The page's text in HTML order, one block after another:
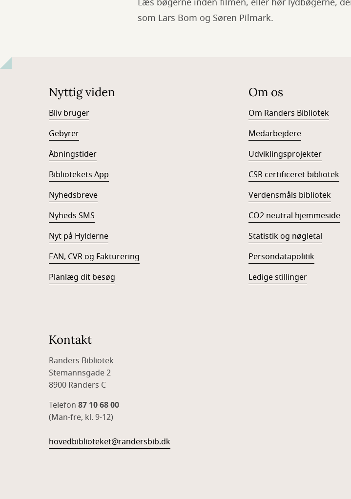
som Lars Bom og Søren Pilmark.
Nyttig viden
Bliv bruger
Gebyrer
Åbningstider
Bibliotekets App
Nyhedsbreve
Nyheds SMS
Nyt på Hylderne
EAN, CVR og Fakturering
Planlæg dit besøg
Om os
Om Randers Bibliotek
Medarbejdere
Udviklingsprojekter
CSR certificeret bibliotek
Verdensmåls bibliotek
CO2 neutral hjemmeside
Statistik og nøgletal
Persondatapolitik
Ledige stillinger
Kontakt
Randers Bibliotek
Stemannsgade 2
8900 Randers C
Telefon 87 10 68 00
(Man-fre, kl. 9-12)
hovedbiblioteket@randersbib.dk